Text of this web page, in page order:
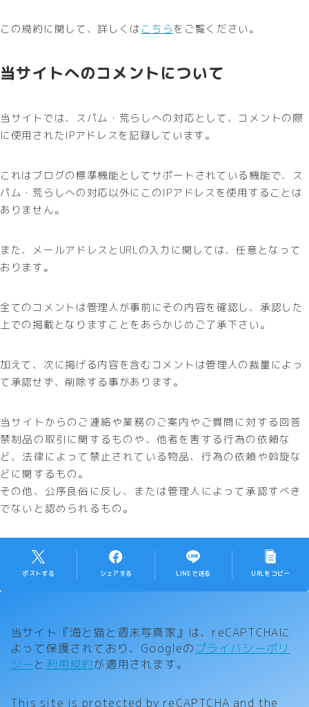
この規約に関して、詳しくはこちらをご覧ください。
当サイトへのコメントについて
当サイトでは、スパム・荒らしへの対応として、コメントの際
に使用されたIPアドレスを記録しています。
これはブログの標準機能としてサポートされている機能で、ス
パム・荒らしへの対応以外にこのIPアドレスを使用することは
ありません。
また、メールアドレスとURLの入力に関しては、任意となって
おります。
全てのコメントは管理人が事前にその内容を確認し、承認した
上での掲載となりますことをあらかじめご了承下さい。
加えて、次に掲げる内容を含むコメントは管理人の裁量によっ
て承認せず、削除する事があります。
当サイトからのご連絡や業務のご案内やご質問に対する回答
禁制品の取引に関するものや、他者を害する行為の依頼な
ど、法律によって禁止されている物品、行為の依頼や斡旋な
どに関するもの。
その他、公序良俗に反し、または管理人によって承認すべき
でないと認められるもの。
ポストする シェアする LINEで送る URLをコピー
当サイト『海と猫と週末写真家』は、reCAPTCHAに
よって保護されており、Googleの プライバシーポリ
シーと 利用規約が適用されます。
This site is protected by reCAPTCHA and the